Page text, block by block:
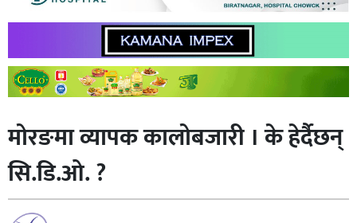
मोरङमा व्यापक कालोबजारी । के हेर्दैछन्
सि.डि.ओ. ?